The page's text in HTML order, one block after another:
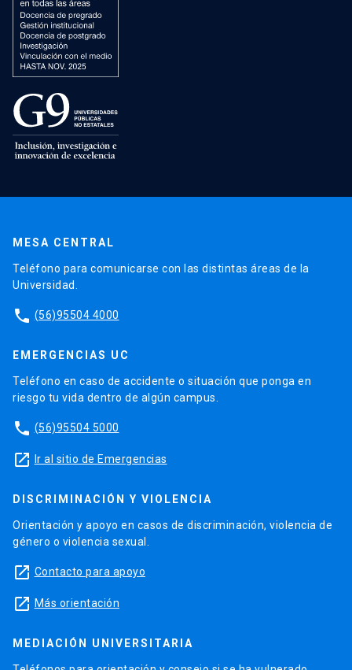
MESA CENTRAL
Teléfono para comunicarse con las distintas áreas de la
Universidad.
phone (56)95504 4000
EMERGENCIAS UC
Teléfono en caso de accidente o situación que ponga en
riesgo tu vida dentro de algún campus.
phone (56)95504 5000
launch Ir al sitio de Emergencias
DISCRIMINACIÓN Y VIOLENCIA
Orientación y apoyo en casos de discriminación, violencia de
género o violencia sexual.
launch Contacto para apoyo
launch Más orientación
MEDIACIÓN UNIVERSITARIA